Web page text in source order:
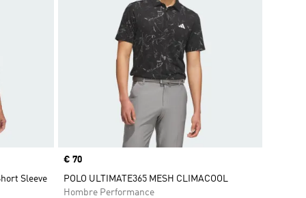
Sleeve
Precio
€ 70
POLO ULTIMATE365 MESH CLIMACOOL
Hombre Performance